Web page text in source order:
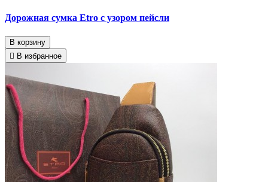
Дорожная сумка Etro с узором пейсли
В корзину
В избранное